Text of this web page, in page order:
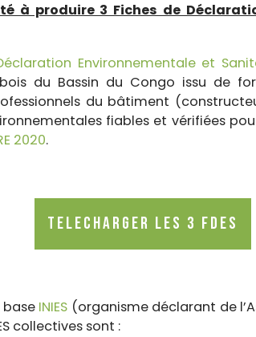
à produire 3 Fiches de
Environnementale et
du Bassin du Congo issu de
du bâtiment
fiables et vérifiées
2020.
TELECHARGER LES 3 FDES
INIES (organisme déclarant de
collectives sont :